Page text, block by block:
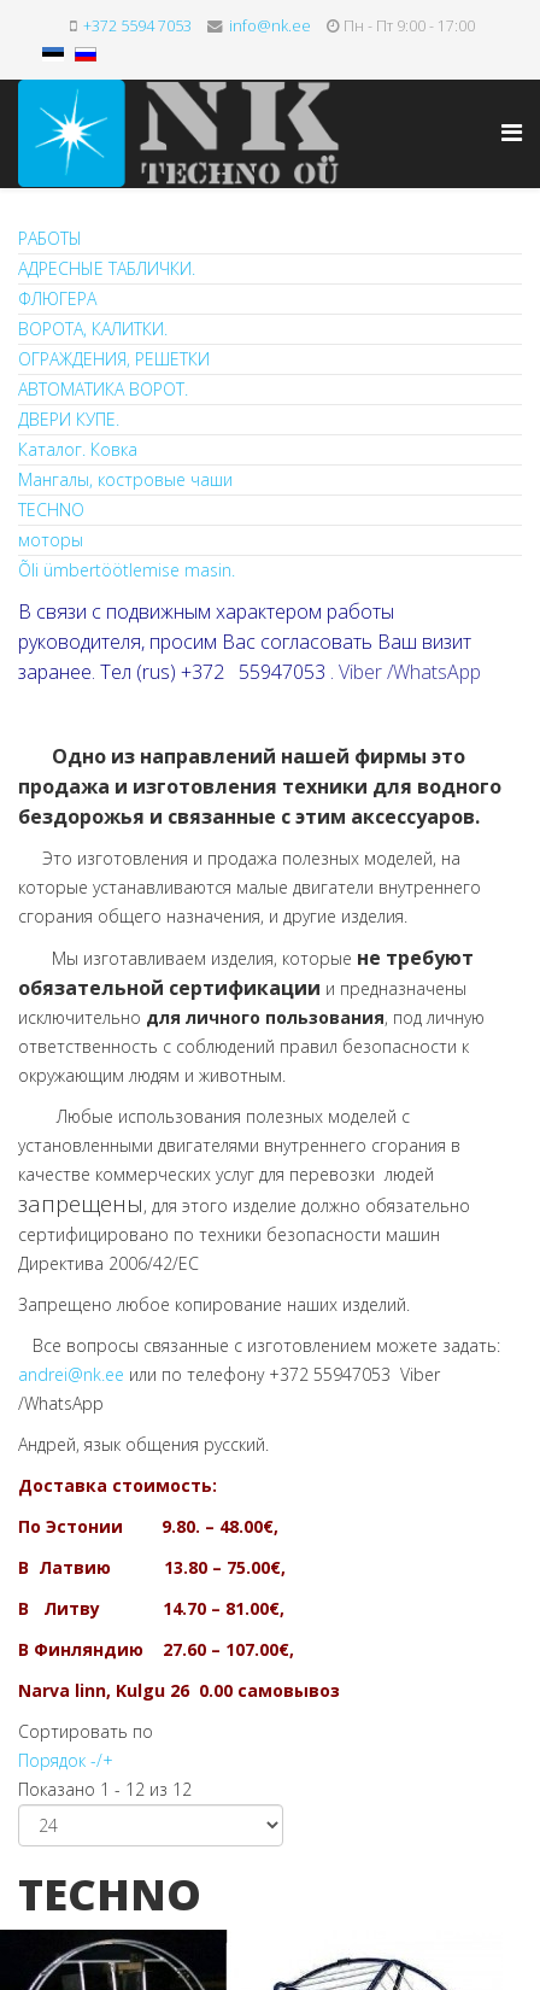
+372 5594 7053 info@nk.ee Пн - Пт 9:00 - 17:00
РАБОТЫ
АДРЕСНЫЕ ТАБЛИЧКИ.
ФЛЮГЕРА
ВОРОТА, КАЛИТКИ.
ОГРАЖДЕНИЯ, РЕШЕТКИ
АВТОМАТИКА ВОРОТ.
ДВЕРИ КУПЕ.
Каталог. Ковка
Мангалы, костровые чаши
TECHNO
моторы
Õli ümbertöötlemise masin.
В связи с подвижным характером работы
руководителя, просим Вас согласовать Ваш визит
заранее. Тел (rus) +372 55947053 . Viber /WhatsApp
Одно из направлений нашей фирмы это
продажа и изготовления техники для водного
бездорожья и связанные с этим аксессуаров.
Это изготовления и продажа полезных моделей, на
которые устанавливаются малые двигатели внутреннего
сгорания общего назначения, и другие изделия.
Мы изготавливаем изделия, которые не требуют
обязательной сертификации и предназначены
исключительно для личного пользования, под личную
ответственность с соблюдений правил безопасности к
окружающим людям и животным.
Любые использования полезных моделей с
установленными двигателями внутреннего сгорания в
качестве коммерческих услуг для перевозки людей
запрещены, для этого изделие должно обязательно
сертифицировано по техники безопасности машин
Директива 2006/42/ЕС
Запрещено любое копирование наших изделий.
Все вопросы связанные с изготовлением можете задать:
andrei@nk.ee или по телефону +372 55947053 Viber
/WhatsApp
Андрей, язык общения русский.
Доставка стоимость:
По Эстонии 9.80. – 48.00€,
В Латвию 13.80 – 75.00€,
В Литву 14.70 – 81.00€,
В Финляндию 27.60 – 107.00€,
Narva linn, Kulgu 26 0.00 самовывоз
Сортировать по
Порядок -/+
Показано 1 - 12 из 12
TECHNO